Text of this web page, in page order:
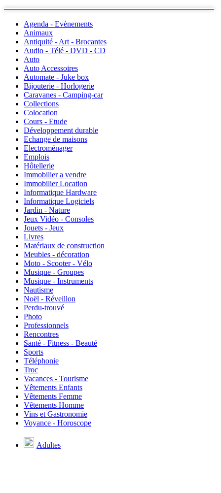
Agenda - Evènements
Animaux
Antiquité - Art - Brocantes
Audio - Télé - DVD - CD
Auto
Auto Accessoires
Automate - Juke box
Bijouterie - Horlogerie
Caravanes - Camping-car
Collections
Colocation
Cours - Etude
Développement durable
Echange de maisons
Electroménager
Emplois
Hôtellerie
Immobilier a vendre
Immobilier Location
Informatique Hardware
Informatique Logiciels
Jardin - Nature
Jeux Vidéo - Consoles
Jouets - Jeux
Livres
Matériaux de construction
Meubles - décoration
Moto - Scooter - Vélo
Musique - Groupes
Musique - Instruments
Nautisme
Noël - Réveillon
Perdu-trouvé
Photo
Professionnels
Rencontres
Santé - Fitness - Beauté
Sports
Téléphonie
Troc
Vacances - Tourisme
Vêtements Enfants
Vêtements Femme
Vêtements Homme
Vins et Gastronomie
Voyance - Horoscope
Adultes